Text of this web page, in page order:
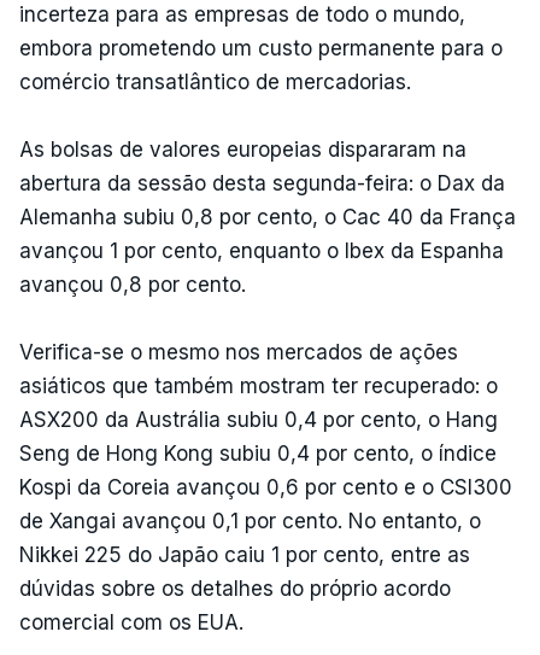
incerteza para as empresas de todo o mundo,
embora prometendo um custo permanente para o
comércio transatlântico de mercadorias.
As bolsas de valores europeias dispararam na
abertura da sessão desta segunda-feira: o Dax da
Alemanha subiu 0,8 por cento, o Cac 40 da França
avançou 1 por cento, enquanto o Ibex da Espanha
avançou 0,8 por cento.
Verifica-se o mesmo nos mercados de ações
asiáticos que também mostram ter recuperado: o
ASX200 da Austrália subiu 0,4 por cento, o Hang
Seng de Hong Kong subiu 0,4 por cento, o índice
Kospi da Coreia avançou 0,6 por cento e o CSI300
de Xangai avançou 0,1 por cento. No entanto, o
Nikkei 225 do Japão caiu 1 por cento, entre as
dúvidas sobre os detalhes do próprio acordo
comercial com os EUA.